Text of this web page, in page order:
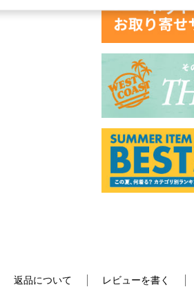
返品について レビューを書く